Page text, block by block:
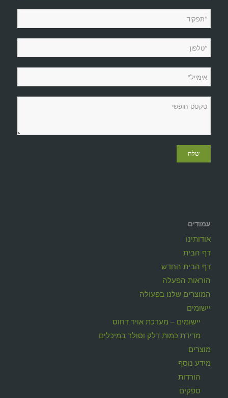
עמודים
אודותינו
דף הבית
דף הבית החדש
הוראות הפעלה
המוצרים שלנו בפעולה
יישומים
יישומים – מערכת אויר דחוס
מדידת כמות דלק וסולר במיכלים
מוצרים
מידע נוסף
הורדות
ספקים